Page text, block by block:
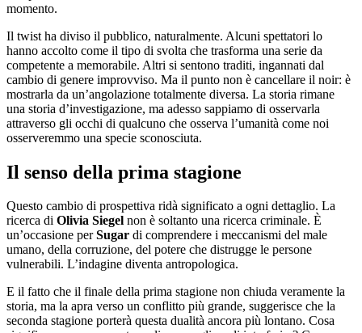
momento.
Il twist ha diviso il pubblico, naturalmente. Alcuni spettatori lo
hanno accolto come il tipo di svolta che trasforma una serie da
competente a memorabile. Altri si sentono traditi, ingannati dal
cambio di genere improvviso. Ma il punto non è cancellare il noir: è
mostrarla da un’angolazione totalmente diversa. La storia rimane
una storia d’investigazione, ma adesso sappiamo di osservarla
attraverso gli occhi di qualcuno che osserva l’umanità come noi
osserveremmo una specie sconosciuta.
Il senso della prima stagione
Questo cambio di prospettiva ridà significato a ogni dettaglio. La
ricerca di Olivia Siegel non è soltanto una ricerca criminale. È
un’occasione perSugar di comprendere i meccanismi del male
umano, della corruzione, del potere che distrugge le persone
vulnerabili. L’indagine diventa antropologica.
E il fatto che il finale della prima stagione non chiuda veramente la
storia, ma la apra verso un conflitto più grande, suggerisce che la
seconda stagione porterà questa dualità ancora più lontano. Cosa